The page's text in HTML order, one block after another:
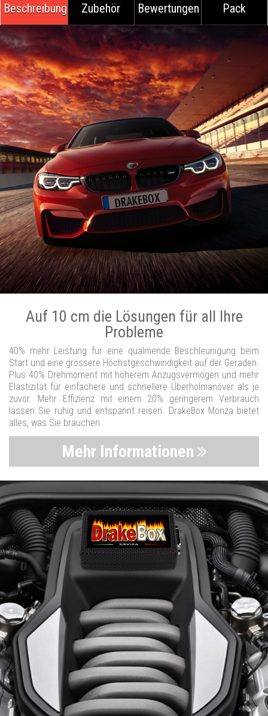
Beschreibung Zubehör Bewertungen Pack
Auf 10 cm die Lösungen für all Ihre
Probleme
40% mehr Leistung für eine qualmende Beschleunigung beim
Start und eine grössere Höchstgeschwindigkeit auf der Geraden.
Plus 40% Drehmoment mit höherem Anzugsvermögen und mehr
Elastizität für einfachere und schnellere Überholmanöver als je
zuvor. Mehr Effizienz mit einem 20% geringerem Verbrauch
lassen Sie ruhig und entspannt reisen. DrakeBox Monza bietet
alles, was Sie brauchen.
Mehr Informationen